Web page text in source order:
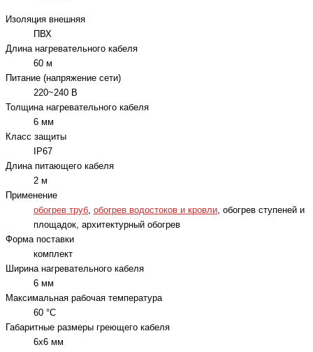
Изоляция внешняя
ПВХ
Длина нагревательного кабеля
60 м
Питание (напряжение сети)
220~240 В
Толщина нагревательного кабеля
6 мм
Класс защиты
IP67
Длина питающего кабеля
2 м
Применение
обогрев труб, обогрев водостоков и кровли, обогрев ступеней и
площадок, архитектурный обогрев
Форма поставки
комплект
Ширина нагревательного кабеля
6 мм
Максимальная рабочая температура
60 °C
Габаритные размеры греющего кабеля
6x6 мм